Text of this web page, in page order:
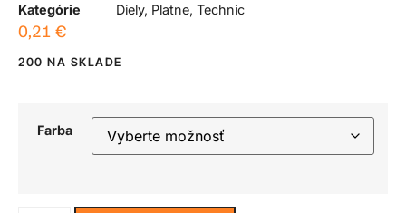
Kategórie
Diely, Platne, Technic
0,21 €
200 NA SKLADE
Farba